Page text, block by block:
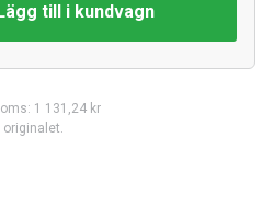
till i kundvagn
1 131,24 kr